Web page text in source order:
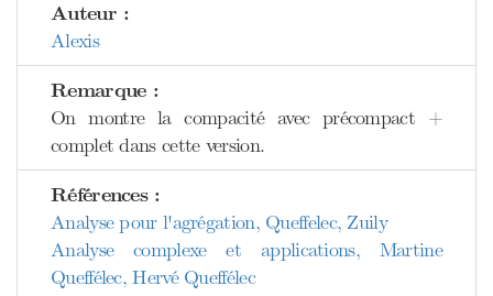
Auteur :
Alexis
Remarque :
On montre la compacité avec précompact +
complet dans cette version.
Références :
Analyse pour l'agrégation, Queffelec, Zuily
Analyse complexe et applications, Martine
Queffélec, Hervé Queffélec